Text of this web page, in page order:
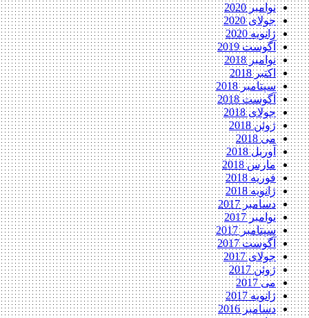
نوامبر 2020
جولای 2020
ژانویه 2020
آگوست 2019
نوامبر 2018
اکتبر 2018
سپتامبر 2018
آگوست 2018
جولای 2018
ژوئن 2018
می 2018
آوریل 2018
مارس 2018
فوریه 2018
ژانویه 2018
دسامبر 2017
نوامبر 2017
سپتامبر 2017
آگوست 2017
جولای 2017
ژوئن 2017
می 2017
ژانویه 2017
دسامبر 2016